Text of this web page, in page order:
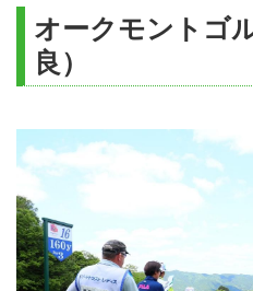
オークモントゴ
良）